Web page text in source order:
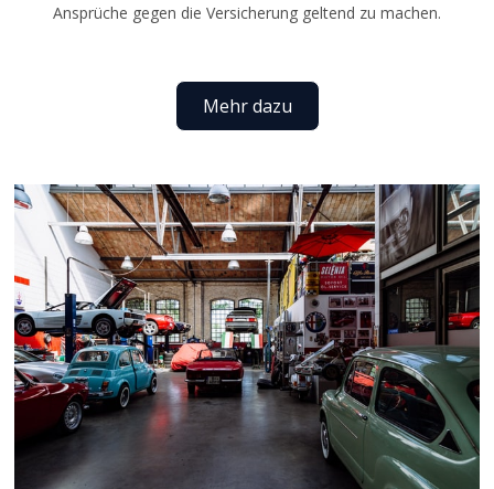
Ansprüche gegen die Versicherung geltend zu machen.
Mehr dazu